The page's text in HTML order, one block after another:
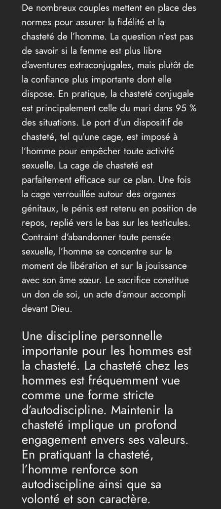
De nombreux couples mettent en place des
normes pour assurer la fidélité et la
chasteté de l’homme. La question n’est pas
de savoir si la femme est plus libre
d’aventures extraconjugales, mais plutôt de
la confiance plus importante dont elle
dispose. En pratique, la chasteté conjugale
est principalement celle du mari dans 95 %
des situations. Le port d’un dispositif de
chasteté, tel qu’une cage, est imposé à
l’homme pour empêcher toute activité
sexuelle. La cage de chasteté est
parfaitement efficace sur ce plan. Une fois
la cage verrouillée autour des organes
génitaux, le pénis est retenu en position de
repos, replié vers le bas sur les testicules.
Contraint d’abandonner toute pensée
sexuelle, l’homme se concentre sur le
moment de libération et sur la jouissance
avec son âme sœur. Le sacrifice constitue
un don de soi, un acte d’amour accompli
devant Dieu.
Une discipline personnelle
importante pour les hommes est
la chasteté. La chasteté chez les
hommes est fréquemment vue
comme une forme stricte
d’autodiscipline. Maintenir la
chasteté implique un profond
engagement envers ses valeurs.
En pratiquant la chasteté,
l’homme renforce son
autodiscipline ainsi que sa
volonté et son caractère.